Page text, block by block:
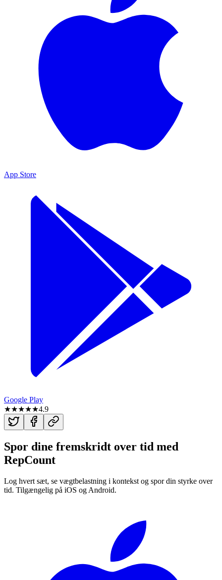
App Store
Google Play
★★★★★4.9
Spor dine fremskridt over tid med
RepCount
Log hvert sæt, se vægtbelastning i kontekst og spor din styrke over
tid. Tilgængelig på iOS og Android.